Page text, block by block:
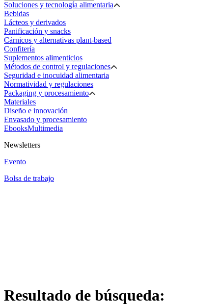
Soluciones y tecnología alimentaria
Bebidas
Lácteos y derivados
Panificación y snacks
Cárnicos y alternativas plant-based
Confitería
Suplementos alimenticios
Métodos de control y regulaciones
Seguridad e inocuidad alimentaria
Normatividad y regulaciones
Packaging y procesamiento
Materiales
Diseño e innovación
Envasado y procesamiento
EbooksMultimedia
Newsletters
Evento
Bolsa de trabajo
Resultado de búsqueda: